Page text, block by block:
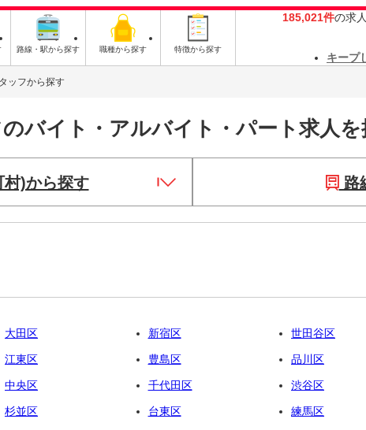
路線・駅から探す 職種から探す 特徴から探す
185,021件の求
キープ
ッフから探す
バイト・アルバイト・パート求人を
)から探す 路
大田区 新宿区 世田谷区
江東区 豊島区 品川区
中央区 千代田区 渋谷区
杉並区 台東区 練馬区